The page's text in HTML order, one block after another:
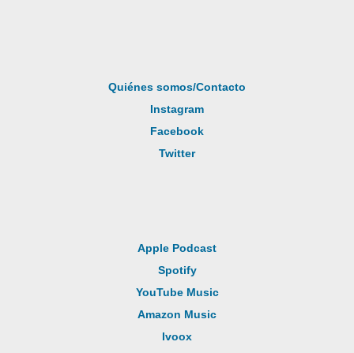
Quiénes somos/Contacto
Instagram
Facebook
Twitter
Apple Podcast
Spotify
YouTube Music
Amazon Music
Ivoox